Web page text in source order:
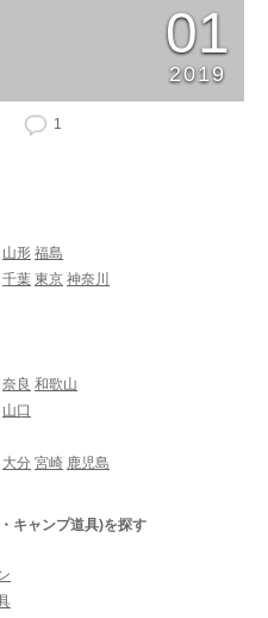
01
2019
1
山形 福島
千葉 東京 神奈川
奈良 和歌山
山口
大分 宮崎 鹿児島
キャンプ道具)を探す